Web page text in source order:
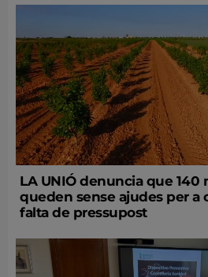
LA UNIÓ denuncia que 140
queden sense ajudes per a
falta de pressupost